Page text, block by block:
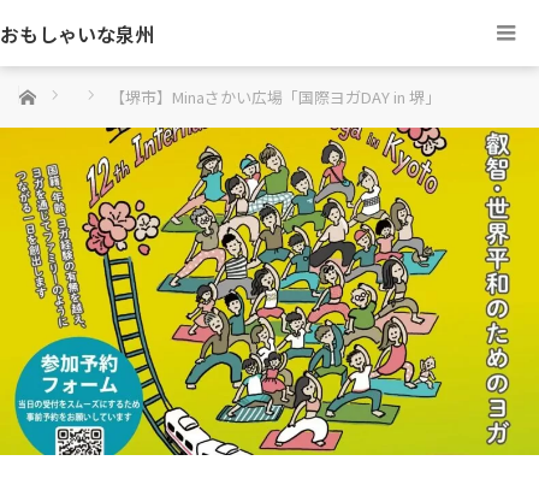
おもしゃいな泉州
ホーム 【堺市】Minaさかい広場「国際ヨガDAY in 堺」